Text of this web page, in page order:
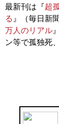
最新刊は『超
る 』（毎日新
万人のリアル
ン等で孤独死